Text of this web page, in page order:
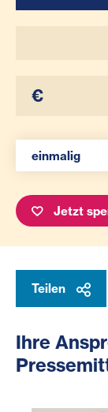
einmalig
Jetzt
Teilen
Ihre